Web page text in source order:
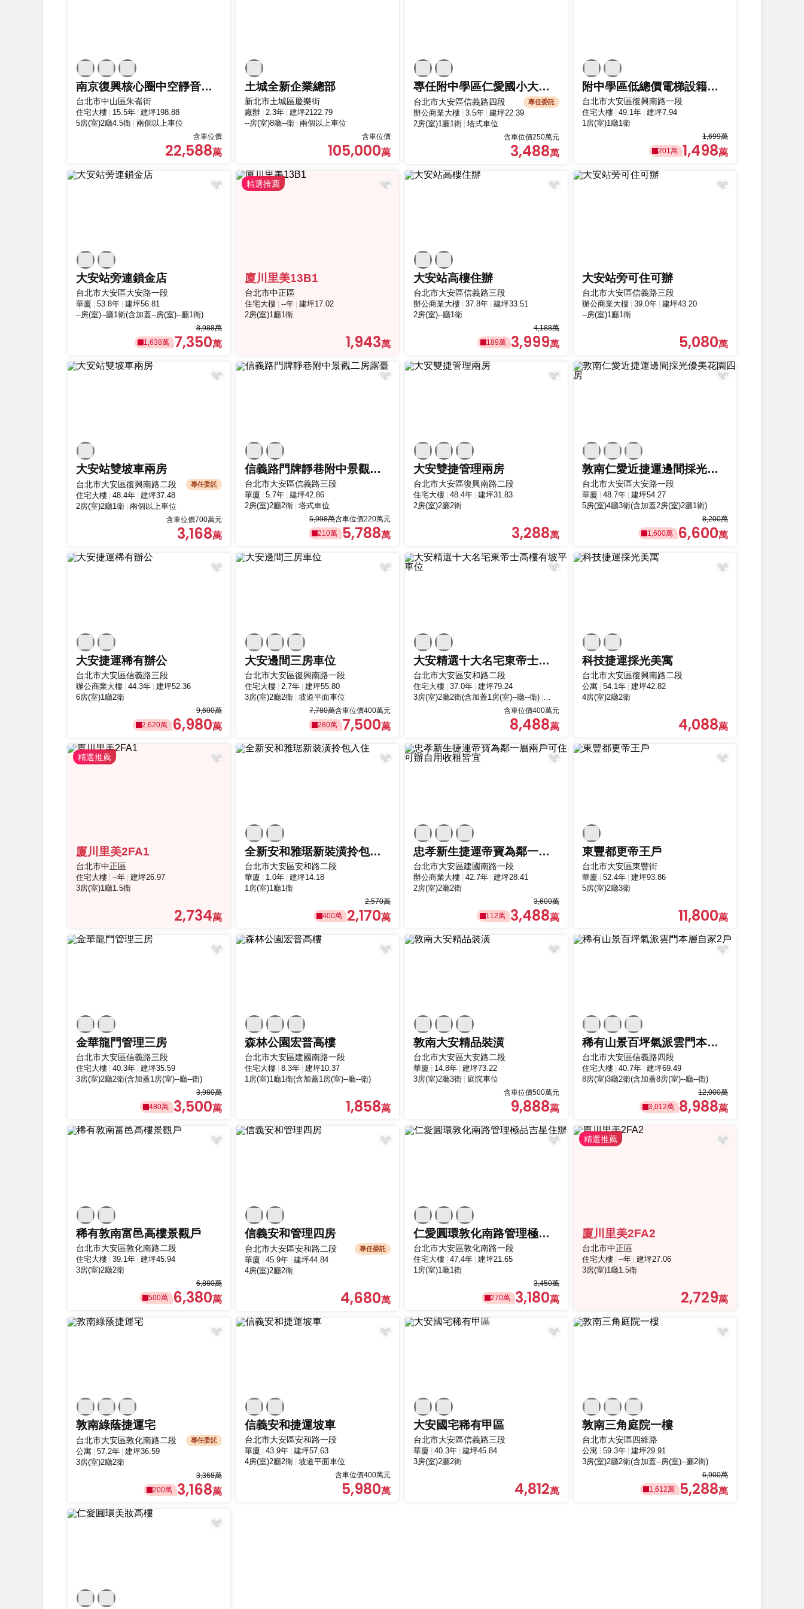
南京復興核心圈中空靜音樓板與SRC鋼骨高規格
台北市中山區朱崙街
住宅大樓 15.5年 建坪198.88
5房(室)2廳4.5衛 兩個以上車位
含車位價
22,588
土城全新企業總部
新北市土城區慶樂街
廠辦 2.3年 建坪2122.79
--房(室)8廳--衛 兩個以上車位
含車位價
105,000
專任附中學區仁愛國小大安站捷運精品有管理
台北市大安區信義路四段 專任委託
辦公商業大樓 3.5年 建坪22.39
2房(室)1廳1衛 塔式車位
含車位價250萬元
3,488
附中學區低總價電梯設籍套房大安站24小時管理
台北市大安區復興南路一段
住宅大樓 49.1年 建坪7.94
1房(室)1廳1衛
1,699萬
201萬 1,498
大安站旁連鎖金店
台北市大安區大安路一段
華廈 53.8年 建坪56.81
--房(室)--廳1衛(含加蓋--房(室)--廳1衛)
8,988萬
1,638萬
7,350
廈川里美13B1
台北市中正區
住宅大樓 --年 建坪17.02
2房(室)1廳1衛
1,943
大安站高樓住辦
台北市大安區信義路三段
辦公商業大樓 37.8年 建坪33.51
2房(室)--廳1衛
4,188萬
189萬
3,999
大安站旁可住可辦
台北市大安區信義路三段
辦公商業大樓 39.0年 建坪43.20
--房(室)1廳1衛
5,080
大安站雙坡車兩房
台北市大安區復興南路二段 專任委託
住宅大樓 48.4年 建坪37.48
2房(室)2廳1衛 兩個以上車位
含車位價700萬元
3,168
信義路門牌靜巷附中景觀二房露臺
台北市大安區信義路三段
華廈 5.7年 建坪42.86
2房(室)2廳2衛 塔式車位
5,998萬含車位價220萬元
210萬
5,788
大安雙捷管理兩房
台北市大安區復興南路二段
住宅大樓 48.4年 建坪31.83
2房(室)2廳2衛
3,288
敦南仁愛近捷運邊間採光優美花園四房
台北市大安區大安路一段
華廈 48.7年 建坪54.27
5房(室)4廳3衛(含加蓋2房(室)2廳1衛)
8,200萬
1,600萬
6,600
大安捷運稀有辦公
台北市大安區信義路三段
辦公商業大樓 44.3年 建坪52.36
6房(室)1廳2衛
9,600萬
2,620萬
6,980
大安邊間三房車位
台北市大安區復興南路一段
住宅大樓 2.7年 建坪55.80
3房(室)2廳2衛 坡道平面車位
7,780萬含車位價400萬元
280萬
7,500
大安精選十大名宅東帝士高樓有坡平車位
台北市大安區安和路二段
住宅大樓 37.0年 建坪79.24
3房(室)2廳2衛(含加蓋1房(室)--廳--衛)
坡道平面車位
含車位價400萬元
8,488
科技捷運採光美寓
台北市大安區復興南路二段
公寓 54.1年 建坪42.82
4房(室)2廳2衛
4,088
廈川里美2FA1
台北市中正區
住宅大樓 --年 建坪26.97
3房(室)1廳1.5衛
2,734
全新安和雅琚新裝潢拎包入住
台北市大安區安和路二段
華廈 1.0年 建坪14.18
1房(室)1廳1衛
2,570萬
400萬
2,170
忠孝新生捷運帝寶為鄰一層兩戶可住可辦自用收租皆宜
台北市大安區建國南路一段
辦公商業大樓 42.7年 建坪28.41
2房(室)2廳2衛
3,600萬
112萬
3,488
東豐都更帝王戶
台北市大安區東豐街
華廈 52.4年 建坪93.86
5房(室)2廳3衛
11,800
金華龍門管理三房
台北市大安區信義路三段
住宅大樓 40.3年 建坪35.59
3房(室)2廳2衛(含加蓋1房(室)--廳--衛)
3,980萬
480萬
3,500
森林公園宏普高樓
台北市大安區建國南路一段
住宅大樓 8.3年 建坪10.37
1房(室)1廳1衛(含加蓋1房(室)--廳--衛)
1,858
敦南大安精品裝潢
台北市大安區大安路二段
華廈 14.8年 建坪73.22
3房(室)2廳3衛
庭院車位
含車位價500萬元
9,888
稀有山景百坪氣派雲門本層自家2戶
台北市大安區信義路四段
住宅大樓 40.7年 建坪69.49
8房(室)3廳2衛(含加蓋8房(室)--廳--衛)
12,000萬
3,012萬
8,988
稀有敦南富邑高樓景觀戶
台北市大安區敦化南路二段
住宅大樓 39.1年 建坪45.94
3房(室)2廳2衛
6,880萬
500萬
6,380
信義安和管理四房
台北市大安區安和路二段 專任委託
華廈 45.9年 建坪44.84
4房(室)2廳2衛
4,680
仁愛圓環敦化南路管理極品吉星住辦
台北市大安區敦化南路一段
住宅大樓 47.4年 建坪21.65
1房(室)1廳1衛
3,450萬
270萬
3,180
廈川里美2FA2
台北市中正區
住宅大樓 --年 建坪27.06
3房(室)1廳1.5衛
2,729
敦南綠蔭捷運宅
台北市大安區敦化南路二段 專任委託
公寓 57.2年 建坪36.59
3房(室)2廳2衛
3,368萬
200萬
3,168
信義安和捷運坡車
台北市大安區安和路一段
華廈 43.9年 建坪57.63
4房(室)2廳2衛 坡道平面車位
含車位價400萬元
5,980
大安國宅稀有甲區
台北市大安區信義路三段
華廈 40.3年 建坪45.84
3房(室)2廳2衛
4,812
敦南三角庭院一樓
台北市大安區四維路
公寓 59.3年 建坪29.91
3房(室)2廳2衛(含加蓋--房(室)--廳2衛)
6,900萬
1,612萬
5,288